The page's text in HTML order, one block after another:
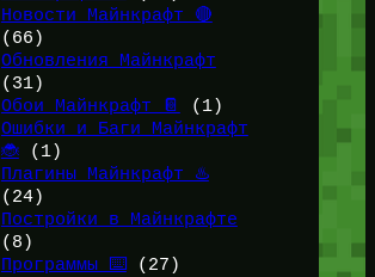
Новости Майнкрафт 🔴
(66)
Обновления Майнкрафт
(31)
Обои Майнкрафт 📔
(1)
Ошибки и Баги Майнкрафт
🐞(1)
Плагины Майнкрафт ♨️
(24)
Постройки в Майнкрафте
(8)
Программы ⌨️(27)